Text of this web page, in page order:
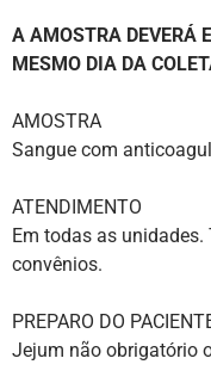
A AMOSTRA DEVERÁ
MESMO DIA DA
AMOSTRA
Sangue com
ATENDIMENTO
Em todas as
convênios.
PREPARO DO
Jejum não obrigatório